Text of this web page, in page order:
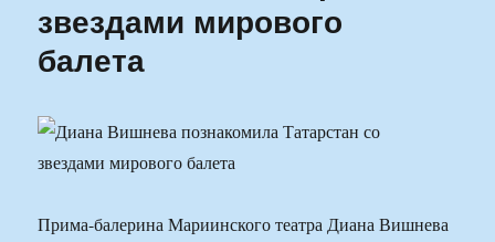
звездами мирового
балета
Прима-балерина Мариинского театра Диана Вишнева